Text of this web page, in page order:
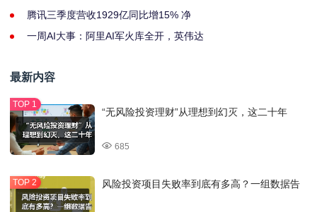
腾讯三季度营收1929亿同比增15% 净
一周AI大事：阿里AI军火库全开，英伟达
最新内容
“无风险投资理财”从理想到幻灭，这二十年
685
风险投资项目失败率到底有多高？一组数据告